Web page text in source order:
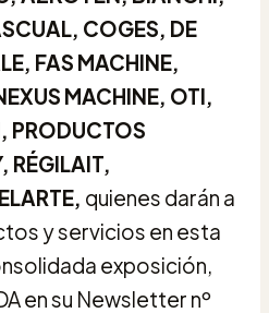
COGES, DE
FAS MACHINE,
MACHINE, OTI,
PRODUCTOS
RÉGILAIT,
quienes darán a
y servicios en esta
exposición,
en su Newsletter nº